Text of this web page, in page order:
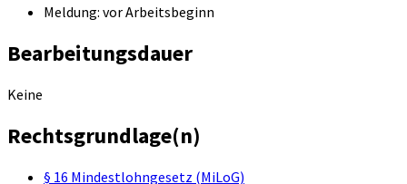
Meldung: vor Arbeitsbeginn
Bearbeitungsdauer
Keine
Rechtsgrundlage(n)
§ 16 Mindestlohngesetz (MiLoG)